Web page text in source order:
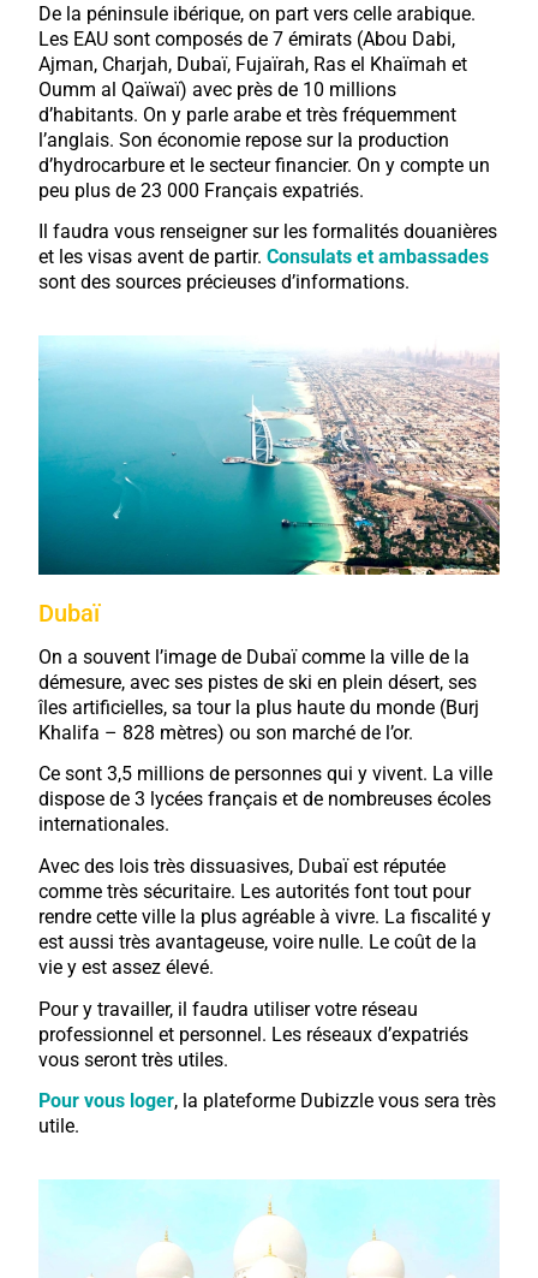
De la péninsule ibérique, on part vers celle arabique.
Les EAU sont composés de 7 émirats (Abou Dabi,
Ajman, Charjah, Dubaï, Fujaïrah, Ras el Khaïmah et
Oumm al Qaïwaï) avec près de 10 millions
d’habitants. On y parle arabe et très fréquemment
l’anglais. Son économie repose sur la production
d’hydrocarbure et le secteur financier. On y compte un
peu plus de 23 000 Français expatriés.
Il faudra vous renseigner sur les formalités douanières
et les visas avent de partir.Consulats et ambassades
sont des sources précieuses d’informations.
Dubaï
On a souvent l’image de Dubaï comme la ville de la
démesure, avec ses pistes de ski en plein désert, ses
îles artificielles, sa tour la plus haute du monde (Burj
Khalifa – 828 mètres) ou son marché de l’or.
Ce sont 3,5 millions de personnes qui y vivent. La ville
dispose de 3 lycées français et de nombreuses écoles
internationales.
Avec des lois très dissuasives, Dubaï est réputée
comme très sécuritaire. Les autorités font tout pour
rendre cette ville la plus agréable à vivre. La fiscalité y
est aussi très avantageuse, voire nulle. Le coût de la
vie y est assez élevé.
Pour y travailler, il faudra utiliser votre réseau
professionnel et personnel. Les réseaux d’expatriés
vous seront très utiles.
Pour vous loger, la plateforme Dubizzle vous sera très
utile.